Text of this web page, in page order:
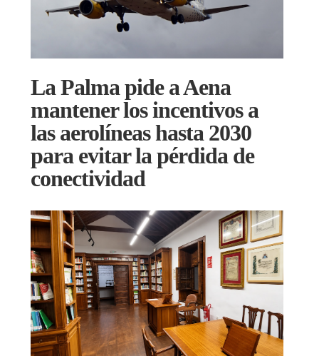
La Palma pide a Aena
mantener los incentivos a
las aerolíneas hasta 2030
para evitar la pérdida de
conectividad